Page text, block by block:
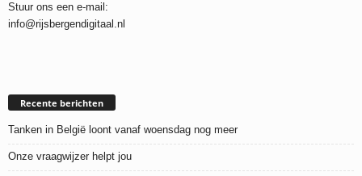
Stuur ons een e-mail:
info@rijsbergendigitaal.nl
Recente berichten
Tanken in België loont vanaf woensdag nog meer
Onze vraagwijzer helpt jou